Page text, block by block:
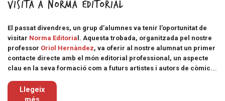
Visita a Norma Editorial
El passat divendres, un grup d’alumnes va tenir l’oportunitat de
visitar Norma Editoria l. Aquesta trobada, organitzada pel nostre
professor Oriol Hernàndez, va oferir al nostre alumnat un primer
contacte directe amb el món editorial professional, un aspecte
clau en la seva formació com a futurs artistes i autors de còmic.…
Llegeix
més